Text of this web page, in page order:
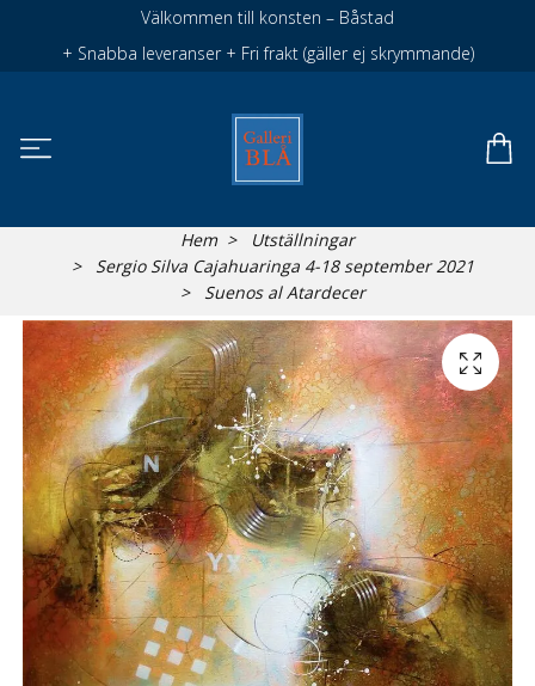
Välkommen till konsten – Båstad
+ Snabba leveranser + Fri frakt (gäller ej skrymmande)
Hem
Utställningar
Sergio Silva Cajahuaringa 4-18 september 2021
Suenos al Atardecer